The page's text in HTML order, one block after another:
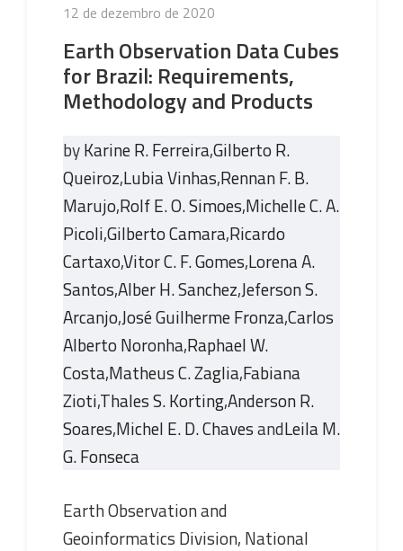
Publicado
12 de dezembro de 2020
Earth Observation Data Cubes
for Brazil: Requirements,
Methodology and Products
byKarine R. Ferreira,Gilberto R.
Queiroz,Lubia Vinhas,Rennan F. B.
Marujo,Rolf E. O. Simoes,Michelle C. A.
Picoli,Gilberto Camara,Ricardo
Cartaxo,Vitor C. F. Gomes,Lorena A.
Santos,Alber H. Sanchez,Jeferson S.
Arcanjo,José Guilherme Fronza,Carlos
Alberto Noronha,Raphael W.
Costa,Matheus C. Zaglia,Fabiana
Zioti,Thales S. Korting,Anderson R.
Soares,Michel E. D. ChavesandLeila M.
G. Fonseca
Earth Observation and
Geoinformatics Division, National